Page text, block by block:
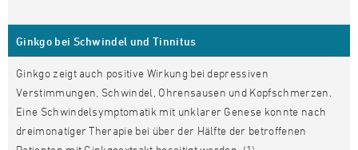
Ginkgo bei Schwindel und Tinnitus
Ginkgo zeigt auch positive Wirkung bei depressiven
Verstimmungen, Schwindel, Ohrensausen und Kopfschmerzen.
Eine Schwindelsymptomatik mit unklarer Genese konnte nach
dreimonatiger Therapie bei über der Hälfte der betroffenen